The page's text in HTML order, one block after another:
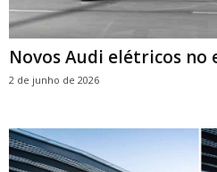
Novos Audi elétricos no
2 de junho de 2026